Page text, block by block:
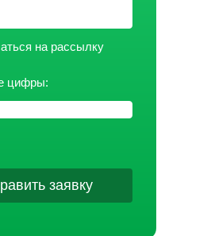
на рассылку
цифры:
заявку